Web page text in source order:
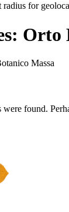
radius for
Orto
Massa
found.